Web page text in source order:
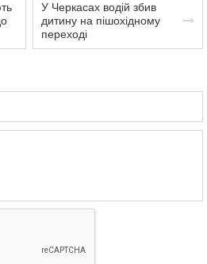
У Черкасах водій збив
дитину на пішохідному
переході